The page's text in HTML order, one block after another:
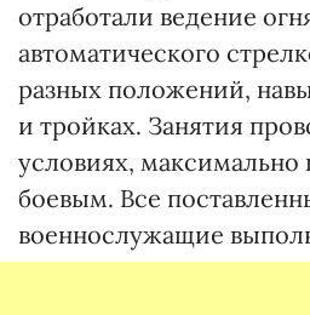
отработали ведение
автоматического
разных положений,
и тройках. Занятия
условиях,
боевым. Все
военнослужащие